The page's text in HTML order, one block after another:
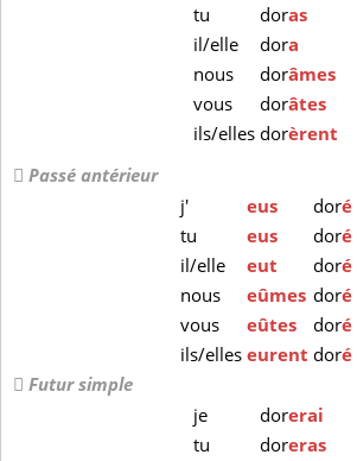
tu
doras
il/elle
dora
nous
dorâmes
vous
dorâtes
ils/ellesdorèrent
Passé antérieur
j'
eus doré
tu
eus doré
il/elle
eut doré
nous
eûmes doré
vous
eûtes doré
ils/elles eurent doré
Futur simple
je
dorerai
tu
doreras